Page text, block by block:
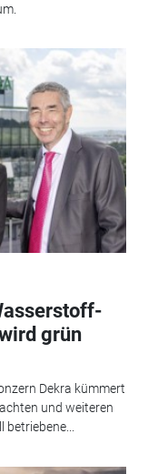
grün
Dekra kümmert
und weiteren
betriebene...